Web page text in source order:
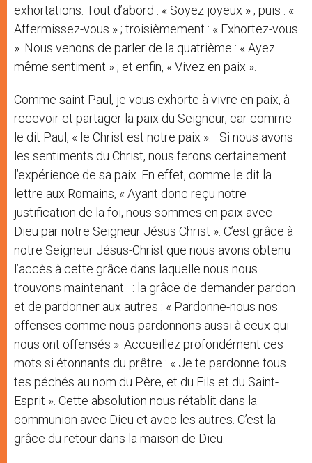
exhortations. Tout d’abord : « Soyez joyeux » ; puis : «
Affermissez-vous » ; troisièmement : « Exhortez-vous
». Nous venons de parler de la quatrième : « Ayez
même sentiment » ; et enfin, « Vivez en paix ».
Comme saint Paul, je vous exhorte à vivre en paix, à
recevoir et partager la paix du Seigneur, car comme
le dit Paul, « le Christ est notre paix ». Si nous avons
les sentiments du Christ, nous ferons certainement
l’expérience de sa paix. En effet, comme le dit la
lettre aux Romains, « Ayant donc reçu notre
justification de la foi, nous sommes en paix avec
Dieu par notre Seigneur Jésus Christ ». C’est grâce à
notre Seigneur Jésus-Christ que nous avons obtenu
l’accès à cette grâce dans laquelle nous nous
trouvons maintenant : la grâce de demander pardon
et de pardonner aux autres : « Pardonne-nous nos
offenses comme nous pardonnons aussi à ceux qui
nous ont offensés ». Accueillez profondément ces
mots si étonnants du prêtre : « Je te pardonne tous
tes péchés au nom du Père, et du Fils et du Saint-
Esprit ». Cette absolution nous rétablit dans la
communion avec Dieu et avec les autres. C’est la
grâce du retour dans la maison de Dieu.